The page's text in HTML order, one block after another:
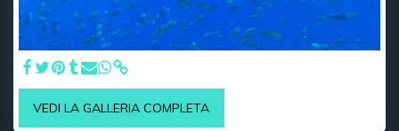
VEDI LA GALLERIA COMPLETA